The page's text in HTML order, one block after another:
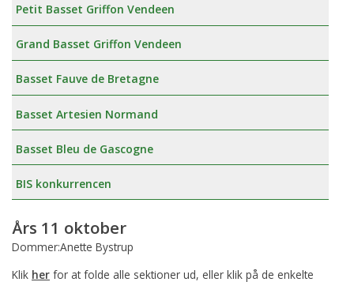
Petit Basset Griffon Vendeen
Grand Basset Griffon Vendeen
Basset Fauve de Bretagne
Basset Artesien Normand
Basset Bleu de Gascogne
BIS konkurrencen
Års 11 oktober
Dommer:Anette Bystrup
Klik her for at folde alle sektioner ud, eller klik på de enkelte